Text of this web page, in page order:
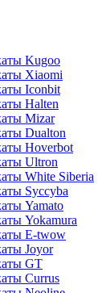
Kugoo
Xiaomi
Iconbit
Halten
Mizar
Dualton
Hoverbot
Ultron
White Siberia
Syccyba
Yamato
Yokamura
E-twow
Joyor
GT
Currus